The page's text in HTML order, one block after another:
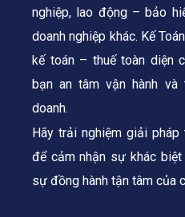
nghiệp, lao động – bảo
doanh nghiệp khác. Kế
kế toán – thuế toàn diện
bạn an tâm vận hành và
doanh.
Hãy trải nghiệm giải
để cảm nhận sự khác
sự đồng hành tận tâm của